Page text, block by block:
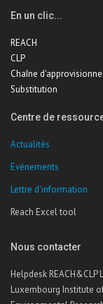
En un clic...
REACH
CLP
Chaîne
Substitution
Centre de
Actualités
Evénements
Lettre d'information
Reach Excel tool
Nous contacter
Helpdesk REACH&CLP
Luxembourg Institute